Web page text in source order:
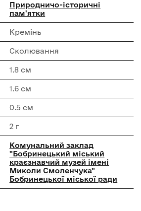
Природничо-історичні
пам'ятки
Кремінь
Сколювання
1.8 см
1.6 см
0.5 см
2 г
Комунальний заклад
"Бобринецький міський
краєзнавчий музей імені
Миколи Смоленчука"
Бобринецької міської ради